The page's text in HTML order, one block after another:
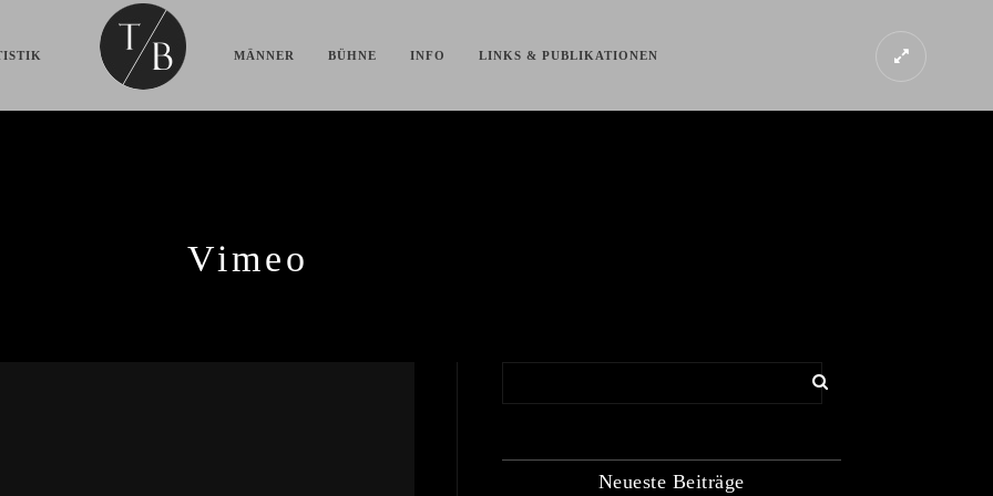
MÄNNER BÜHNE INFO LINKS & PUBLIKATIONEN
Vimeo
Neueste Beiträge